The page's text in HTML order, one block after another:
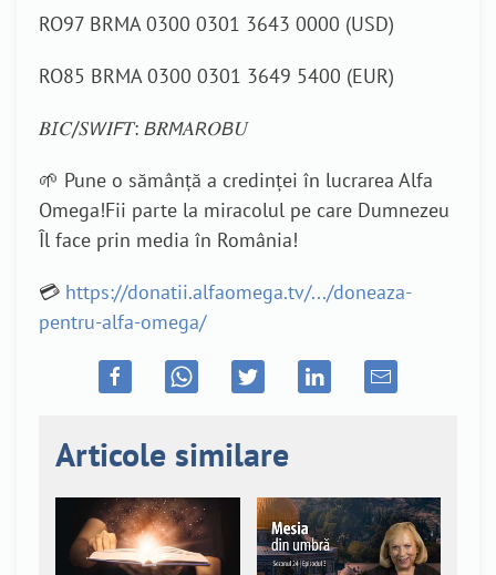
RO97 BRMA 0300 0301 3643 0000 (USD)
RO85 BRMA 0300 0301 3649 5400 (EUR)
𝐵𝘐𝐶/𝑆𝘞𝐼𝘍𝑇: 𝘉𝑅𝘔𝐴𝘙𝑂𝘉𝑈
🌱 Pune o sămânță a credinței în lucrarea Alfa
Omega!Fii parte la miracolul pe care Dumnezeu
Îl face prin media în România!
💳 https://donatii.alfaomega.tv/.../doneaza-
pentru-alfa-omega/
Articole similare